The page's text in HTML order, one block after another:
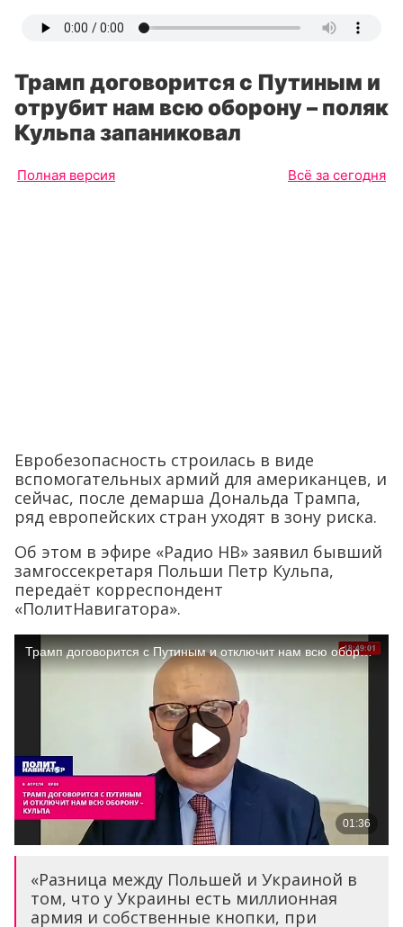
Трамп договорится с Путиным и
отрубит нам всю оборону – поляк
Кульпа запаниковал
Полная версия Всё за сегодня
Евробезопасность строилась в виде
вспомогательных армий для американцев, и
сейчас, после демарша Дональда Трампа,
ряд европейских стран уходят в зону риска.
Об этом в эфире «Радио НВ» заявил бывший
замгоссекретаря Польши Петр Кульпа,
передаёт корреспондент
«ПолитНавигатора».
«Разница между Польшей и Украиной в
том, что у Украины есть миллионная
армия и собственные кнопки, при